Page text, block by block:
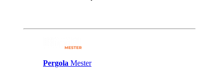
Pergola Mester